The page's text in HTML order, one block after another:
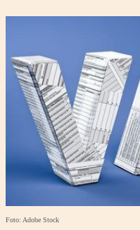
Foto: Adobe Stock